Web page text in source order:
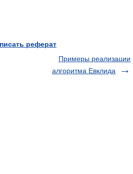
реферат
Примеры реализации
алгоритма Евклида